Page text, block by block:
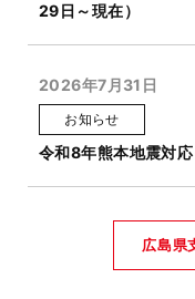
29日～現在）
2026年7月31日
お知らせ
令和8年熊本地震対応
広島県